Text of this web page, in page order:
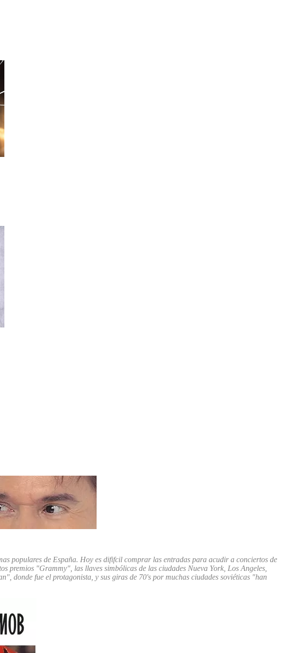
populares de España. Hoy es dififcil comprar las entradas para acudir a conciertos de
premios "Grammy", las llaves simbólicas de las ciudades Nueva York, Los Angeles,
donde fue el protagonista, y sus giras de 70's por muchas ciudades soviéticas "han